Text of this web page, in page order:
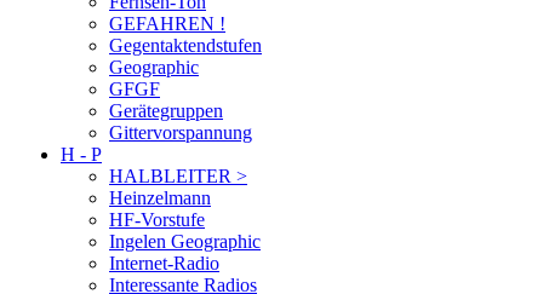
GEFAHREN !
Gegentaktendstufen
Geographic
GFGF
Gerätegruppen
Gittervorspannung
H - P
HALBLEITER >
Heinzelmann
HF-Vorstufe
Ingelen Geographic
Internet-Radio
Interessante Radios